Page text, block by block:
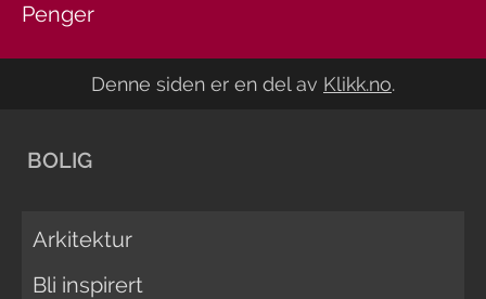
Penger
Denne siden er en del av Klikk.no.
BOLIG
Arkitektur
Bli inspirert